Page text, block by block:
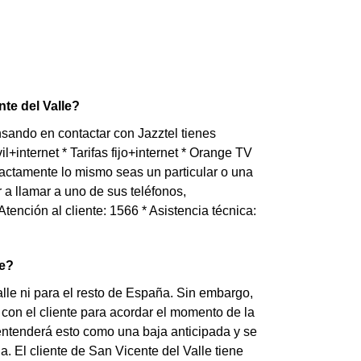
del Valle?
en contactar con Jazztel tienes
* Tarifas fijo+internet * Orange TV
lo mismo seas un particular o una
llamar a uno de sus teléfonos,
al cliente: 1566 * Asistencia técnica:
ni para el resto de España. Sin embargo,
el cliente para acordar el momento de la
esto como una baja anticipada y se
El cliente de San Vicente del Valle tiene